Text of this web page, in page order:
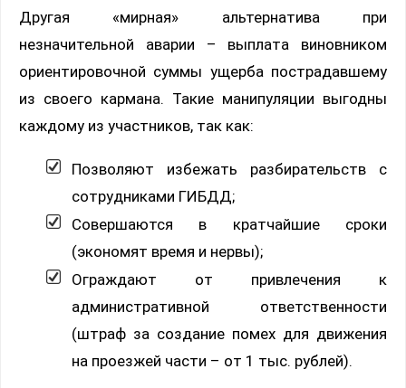
Другая «мирная» альтернатива при
незначительной аварии – выплата виновником
ориентировочной суммы ущерба пострадавшему
из своего кармана. Такие манипуляции выгодны
каждому из участников, так как:
Позволяют избежать разбирательств с
сотрудниками ГИБДД;
Совершаются в кратчайшие сроки
(экономят время и нервы);
Ограждают от привлечения к
административной ответственности
(штраф за создание помех для движения
на проезжей части – от 1 тыс. рублей).